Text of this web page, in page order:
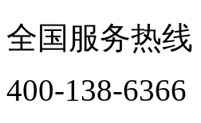
全国服务热线
400-138-6366